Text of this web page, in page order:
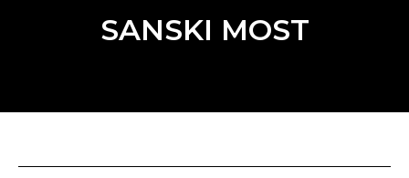
SANSKI MOST